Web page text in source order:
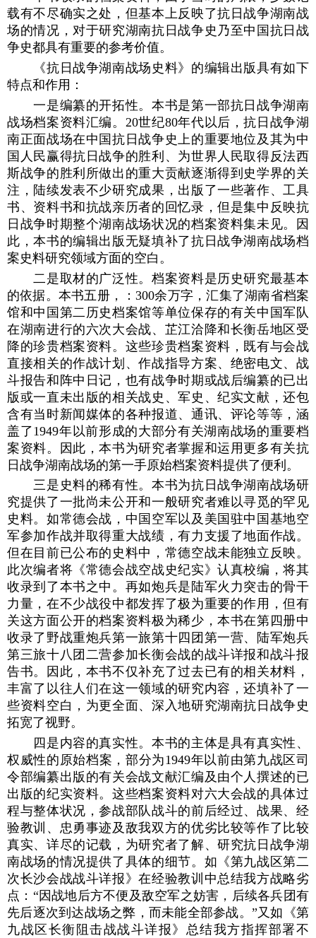
载有不尽确实之处，但基本上反映了抗日战争湖南战
场的情况，对于研究湖南抗日战争史乃至中国抗日战
争史都具有重要的参考价值。
《抗日战争湖南战场史料》的编辑出版具有如下
特点和作用：
一是编纂的开拓性。本书是第一部抗日战争湖南
战场档案资料汇编。20世纪80年代以后，抗日战争湖
南正面战场在中国抗日战争史上的重要地位及其为中
国人民赢得抗日战争的胜利、为世界人民取得反法西
斯战争的胜利所做出的重大贡献逐渐得到史学界的关
注，陆续发表不少研究成果，出版了一些著作、工具
书、资料书和抗战亲历者的回忆录，但是集中反映抗
日战争时期整个湖南战场状况的档案资料集未见。因
此，本书的编辑出版无疑填补了抗日战争湖南战场档
案史料研究领域方面的空白。
二是取材的广泛性。档案资料是历史研究最基本
的依据。本书五册，：300余万字，汇集了湖南省档案
馆和中国第二历史档案馆等单位保存的有关中国军队
在湖南进行的六次大会战、芷江洽降和长衡岳地区受
降的珍贵档案资料。这些珍贵档案资料，既有与会战
直接相关的作战计划、作战指导方案、绝密电文、战
斗报告和阵中日记，也有战争时期或战后编纂的已出
版或一直未出版的相关战史、军史、纪实文献，还包
含有当时新闻媒体的各种报道、通讯、评论等等，涵
盖了1949年以前形成的大部分有关湖南战场的重要档
案资料。因此，本书为研究者掌握和运用更多有关抗
日战争湖南战场的第一手原始档案资料提供了便利。
三是史料的稀有性。本书为抗日战争湖南战场研
究提供了一批尚未公开和一般研究者难以寻觅的罕见
史料。如常德会战，中国空军以及美国驻中国基地空
军参加作战并取得重大战绩，有力支援了地面作战。
但在目前已公布的史料中，常德空战未能独立反映。
此次编者将《常德会战空战史纪实》认真校编，将其
收录到了本书之中。再如炮兵是陆军火力突击的骨干
力量，在不少战役中都发挥了极为重要的作用，但有
关这方面公开的档案资料极为稀少，本书在第四册中
收录了野战重炮兵第一旅第十四团第一营、陆军炮兵
第三旅十八团二营参加长衡会战的战斗详报和战斗报
告书。因此，本书不仅补充了过去已有的相关材料，
丰富了以往人们在这一领域的研究内容，还填补了一
些资料空白，为更全面、深入地研究湖南抗日战争史
拓宽了视野。
四是内容的真实性。本书的主体是具有真实性、
权威性的原始档案，部分为1949年以前由第九战区司
令部编纂出版的有关会战文献汇编及由个人撰述的已
出版的纪实资料。这些档案资料对六大会战的具体过
程与整体状况，参战部队战斗的前后经过、战果、经
验教训、忠勇事迹及敌我双方的优劣比较等作了比较
真实、详尽的记载，为研究者了解、研究抗日战争湖
南战场的情况提供了具体的细节。如《第九战区第二
次长沙会战战斗详报》在经验教训中总结我方战略劣
点：“因战地后方不便及敌空军之妨害，后续各兵团有
先后逐次到达战场之弊，而未能全部参战。”又如《第
九战区长衡阻击战战斗详报》总结我方指挥部署不